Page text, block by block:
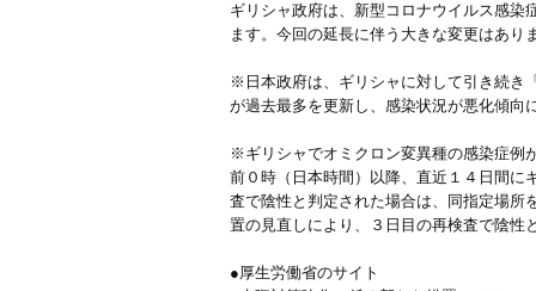
ギリシャ政府は、新型コロナウイルス感染
ます。今回の延長に伴う大きな変更はあり
※日本政府は、ギリシャに対して引き続き
が過去最多を更新し、感染状況が悪化傾向
※ギリシャでオミクロン変異種の感染症例
前０時（日本時間）以降、直近１４日間に
査で陰性と判定された場合は、同指定場所
置の見直しにより、３日目の再検査で陰性
●厚生労働省のサイト